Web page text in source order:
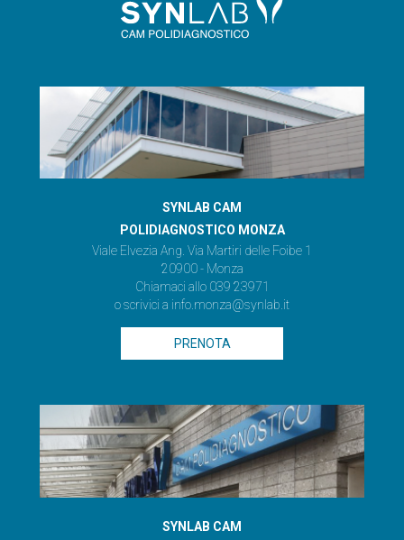
SYNLAB CAM
POLIDIAGNOSTICO MONZA
Viale Elvezia Ang. Via Martiri delle Foibe 1
20900 - Monza
Chiamaci allo 039 23971
o scrivici a info.monza@synlab.it
PRENOTA
SYNLAB CAM